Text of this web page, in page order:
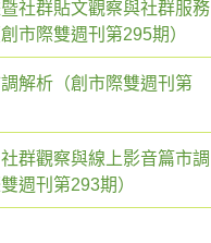
社群貼文觀察與社群服務
市際雙週刊第295期）
解析（創市際雙週刊第
群觀察與線上影音篇市調
週刊第293期）